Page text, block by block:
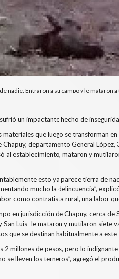
nadie. Entraron a su campo y le mataron
un impactante hecho de
materiales que luego se transforman
departamento General
al establecimiento, mataron y
esto ya parece tierra de
mucho la delincuencia”,
como contratista rural, una labor
en jurisdicción de Chapuy, cerca de
San Luis- le mataron y mutilaron siete
que se destinan habitualmente a este
2 millones de pesos, pero lo
se lleven los terneros”, agregó el